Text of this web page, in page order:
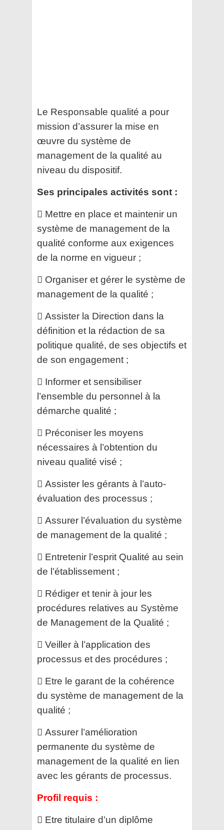
Le Responsable qualité a pour
mission d’assurer la mise en
œuvre du système de
management de la qualité au
niveau du dispositif.
Ses principales activités sont :
 Mettre en place et maintenir un
système de management de la
qualité conforme aux exigences
de la norme en vigueur ;
 Organiser et gérer le système de
management de la qualité ;
 Assister la Direction dans la
définition et la rédaction de sa
politique qualité, de ses objectifs et
de son engagement ;
 Informer et sensibiliser
l’ensemble du personnel à la
démarche qualité ;
 Préconiser les moyens
nécessaires à l’obtention du
niveau qualité visé ;
 Assister les gérants à l’auto-
évaluation des processus ;
 Assurer l’évaluation du système
de management de la qualité ;
 Entretenir l’esprit Qualité au sein
de l’établissement ;
 Rédiger et tenir à jour les
procédures relatives au Système
de Management de la Qualité ;
 Veiller à l’application des
processus et des procédures ;
 Etre le garant de la cohérence
du système de management de la
qualité ;
 Assurer l’amélioration
permanente du système de
management de la qualité en lien
avec les gérants de processus.
Profil requis :
 Etre titulaire d’un diplôme